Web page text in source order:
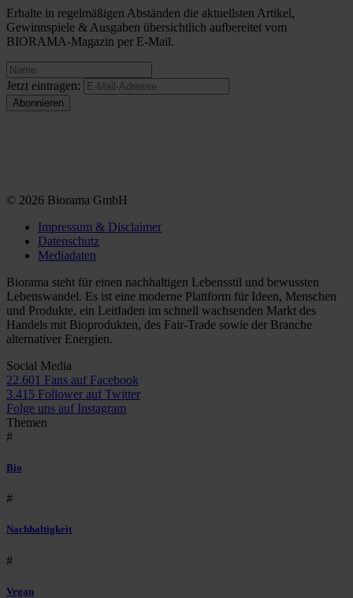
Erhalte in regelmäßigen Abständen die aktuellsten Artikel,
Gewinnspiele & Ausgaben übersichtlich aufbereitet vom
BIORAMA-Magazin per E-Mail.
Jetzt eintragen:
© 2026 Biorama GmbH
Impressum & Disclaimer
Datenschutz
Mediadaten
Biorama steht für einen nachhaltigen Lebensstil und bewussten
Lebenswandel. Es ist eine moderne Plattform für Ideen, Menschen
und Produkte, ein Leitfaden im schnell wachsenden Markt des
Handels mit Bioprodukten, des Fair-Trade sowie der Branche
alternativer Energien.
Social Media
22.601 Fans auf Facebook
3.415 Follower auf Twitter
Folge uns auf Instagram
Themen
#
Bio
#
Nachhaltigkeit
#
Vegan